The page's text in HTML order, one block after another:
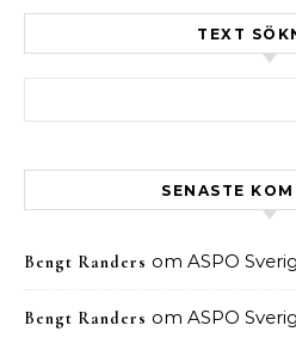
TEXT
SENASTE
Bengt Randers om ASPO
Bengt Randers om ASPO